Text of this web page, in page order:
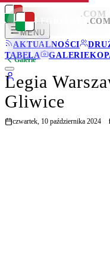
LEGIONISCI .COM
MENU
AKTUALNOŚCI
TABELA
GALERIE
LEGIONISCI .COM
Galerie
Legia
Gliwice
czwartek, 10 października 2024